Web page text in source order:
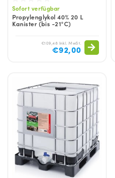
Sofort verfügbar
Propylenglykol 40% 20 L
Kanister (bis -21°C)
€109,48 Inkl. MwSt.
€92,00